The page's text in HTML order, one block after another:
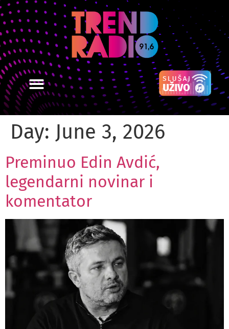
Day: June 3, 2026
Preminuo Edin Avdić,
legendarni novinar i
komentator